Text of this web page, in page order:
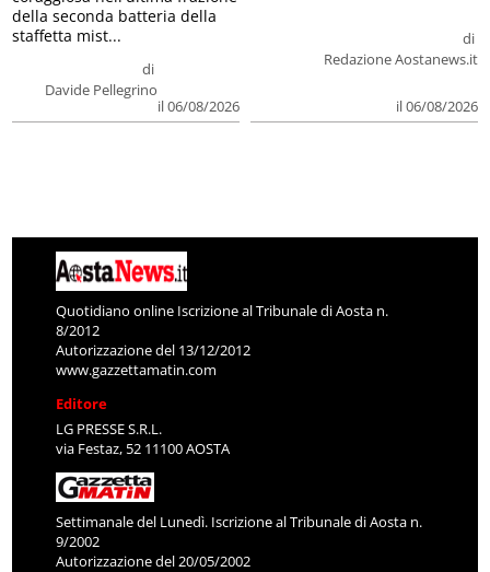
di
Davide Pellegrino
il 06/08/2026
della seconda batteria della
staffetta mist...
di
Redazione Aostanews.it
il 06/08/2026
Quotidiano online Iscrizione al Tribunale di Aosta n.
8/2012
Autorizzazione del 13/12/2012
www.gazzettamatin.com
Editore
LG PRESSE S.R.L.
via Festaz, 52 11100 AOSTA
Settimanale del Lunedì. Iscrizione al Tribunale di Aosta n.
9/2002
Autorizzazione del 20/05/2002